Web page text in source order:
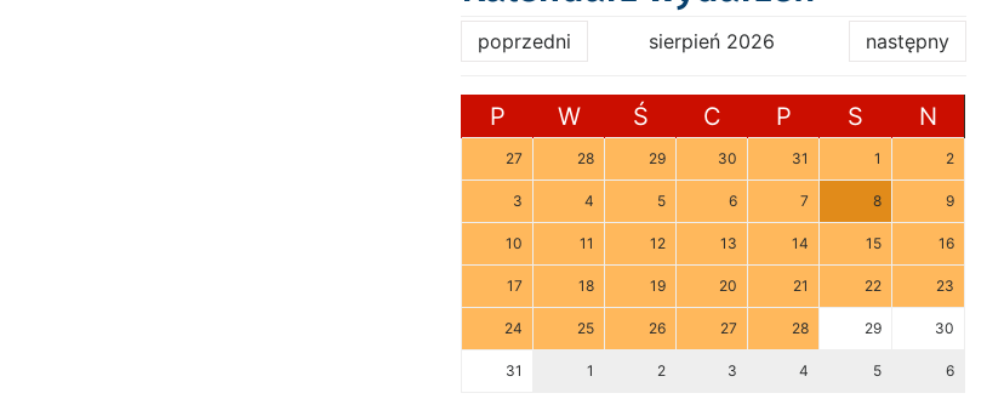
poprzedni sierpień 2026 następny
P W Ś C P S N
27 28 29 30 31 1 2
3 4 5 6 7 8 9
10 11 12 13 14 15 16
17 18 19 20 21 22 23
24 25 26 27 28 29 30
31 1 2 3 4 5 6